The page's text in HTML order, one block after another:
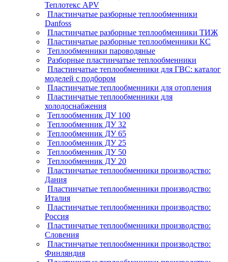
Теплотекс APV
Пластинчатые разборные теплообменники
Danfoss
Пластинчатые разборные теплообменники ТИЖ
Пластинчатые разборные теплообменники КC
Теплообменники пароводяные
Разборные пластинчатые теплообменники
Пластинчатые теплообменники для ГВС: каталог
моделей с подбором
Пластинчатые теплообменники для отопления
Пластинчатые теплообменники для
холодоснабжения
Теплообменник ДУ 100
Теплообменник ДУ 32
Теплообменник ДУ 65
Теплообменник ДУ 25
Теплообменник ДУ 50
Теплообменник ДУ 20
Пластинчатые теплообменники производство:
Дания
Пластинчатые теплообменники производство:
Италия
Пластинчатые теплообменники производство:
Россия
Пластинчатые теплообменники производство:
Словения
Пластинчатые теплообменники производство:
Финляндия